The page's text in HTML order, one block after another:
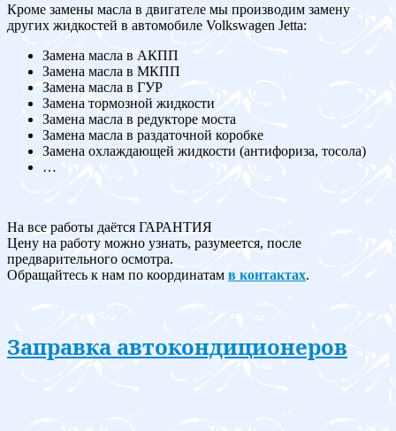
Кроме замены масла в двигателе мы производим замену
других жидкостей в автомобиле Volkswagen Jetta:
Замена масла в АКПП
Замена масла в МКПП
Замена масла в ГУР
Замена тормозной жидкости
Замена масла в редукторе моста
Замена масла в раздаточной коробке
Замена охлаждающей жидкости (антифориза, тосола)
…
На все работы даётся ГАРАНТИЯ
Цену на работу можно узнать, разумеется, после
предварительного осмотра.
Обращайтесь к нам по координатам в контактах.
Заправка автокондиционеров